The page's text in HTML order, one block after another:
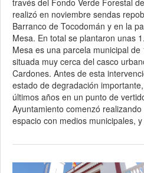
través del Fondo Verde Forestal
realizó en noviembre sendas
Barranco de Tocodomán y en la
Mesa. En total se plantaron unas
Mesa es una parcela municipal
situada muy cerca del casco
Cardones. Antes de esta
estado de degradación
últimos años en un punto de
Ayuntamiento comenzó
espacio con medios municipales,